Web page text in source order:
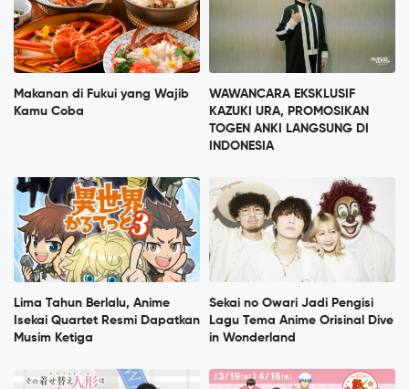
Makanan di Fukui yang Wajib
Kamu Coba
WAWANCARA EKSKLUSIF
KAZUKI URA, PROMOSIKAN
TOGEN ANKI LANGSUNG DI
INDONESIA
Lima Tahun Berlalu, Anime
Isekai Quartet Resmi Dapatkan
Musim Ketiga
Sekai no Owari Jadi Pengisi
Lagu Tema Anime Orisinal Dive
in Wonderland